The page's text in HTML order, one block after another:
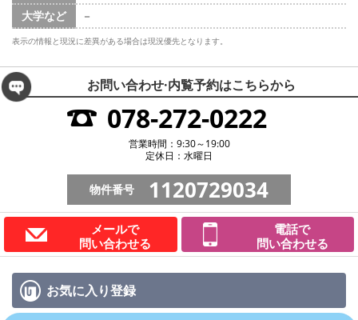
大学など
－
表示の情報と現況に差異がある場合は現況優先となります。
お問い合わせ·内覧予約はこちらから
078-272-0222
営業時間：9:30～19:00
定休日：水曜日
物件番号 1120729034
メールで
問い合わせる
電話で
問い合わせる
お気に入り登録